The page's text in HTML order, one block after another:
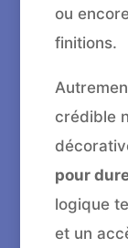
ou
finitions.
crédible
pour
logique
et un